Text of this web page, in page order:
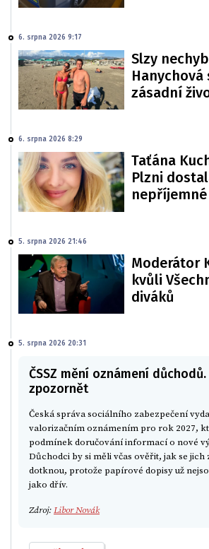
6. srpna 2026 9:17
Slzy
zásadní
6. srpna 2026 8:29
Taťána
Plzni
5. srpna 2026 21:46
Moderátor
kvůli
diváků
5. srpna 2026 20:31
ČSSZ mění oznámení
zpozornět
Česká správa sociálního zabezpečení
valorizačním oznámením pro rok 2027,
podmínek doručování informací o nové
Důchodci by si měli včas ověřit, jak se
dotknou, protože papírové dopisy už
jako dřív.
Zdroj:Libor Novák